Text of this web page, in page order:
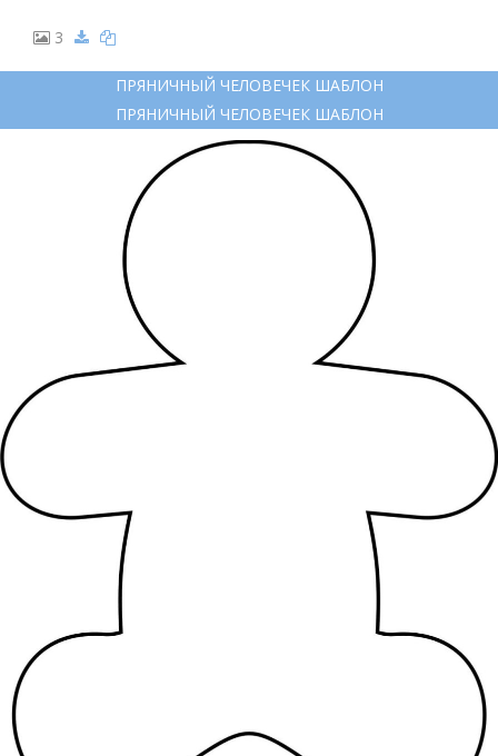
3
ПРЯНИЧНЫЙ ЧЕЛОВЕЧЕК ШАБЛОН
ПРЯНИЧНЫЙ ЧЕЛОВЕЧЕК ШАБЛОН